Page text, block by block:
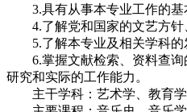
3.具有从事本专业工作的基
4.了解党和国家的文艺方针
5.了解本专业及相关学科的
6.掌握文献检索、资料查询
研究和实际的工作能力。
主干学科：艺术学、教育学